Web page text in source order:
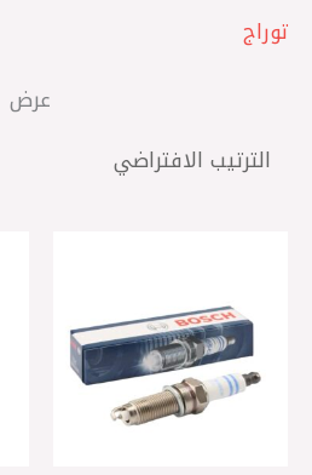
توراج
عرض 1–12 من أصل 50 نتيجة